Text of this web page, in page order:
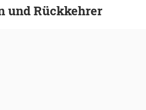
und Rückkehrer